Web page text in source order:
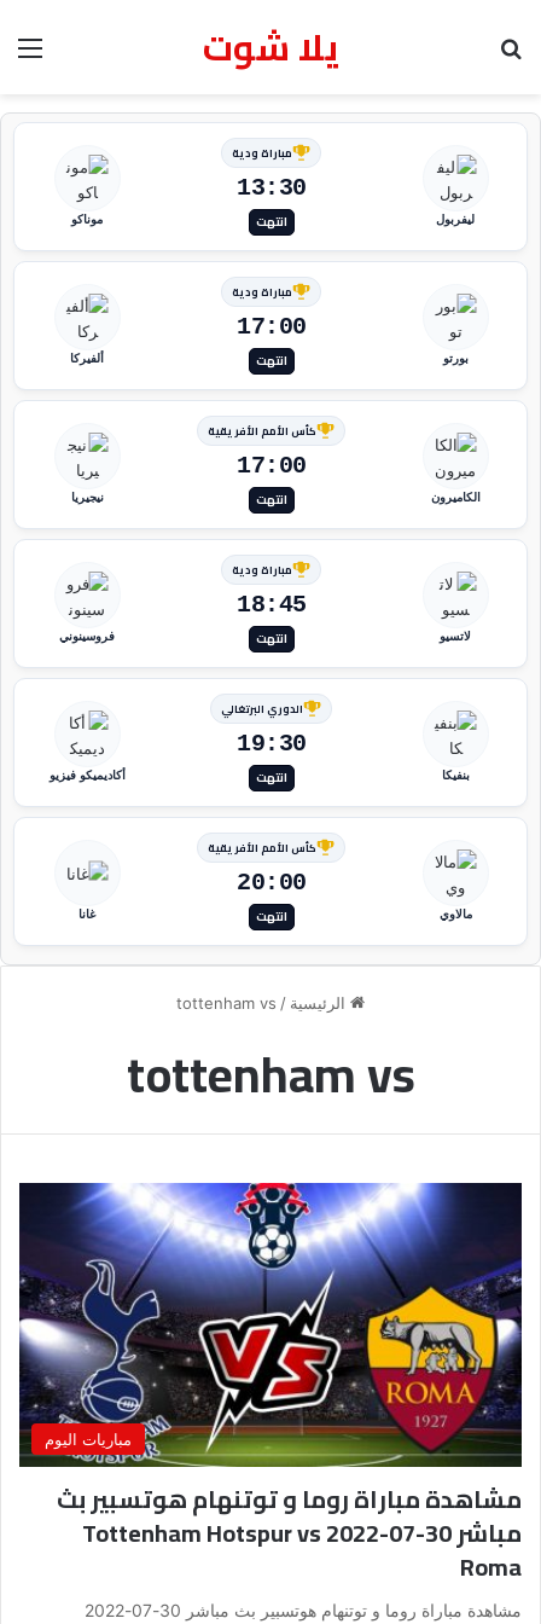
يلا شوت
ليفربول
مباراة ودية
13:30
انتهت موناكو
بورتو
مباراة ودية
17:00
انتهت ألفيركا
الكاميرون
كأس الأمم الأفريقية
17:00
انتهت نيجيريا
لاتسيو
مباراة ودية
18:45
انتهت فروسينوني
بنفيكا
الدوري البرتغالي
19:30
انتهت أكاديميكو فيزيو
مالاوي
كأس الأمم الأفريقية
20:00
انتهت غانا
الرئيسية /
tottenham vs
tottenham vs
مباريات اليوم
مشاهدة مباراة روما و توتنهام هوتسبير بث
مباشر 30-07-2022 Tottenham Hotspur vs
Roma
مشاهدة مباراة روما و توتنهام هوتسبير بث مباشر 30-07-2022